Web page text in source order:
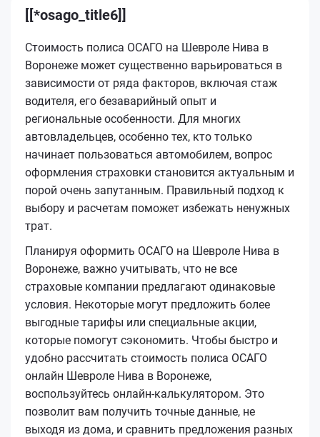
[[*osago_title6]]
Стоимость полиса ОСАГО на Шевроле Нива в
Воронеже может существенно варьироваться в
зависимости от ряда факторов, включая стаж
водителя, его безаварийный опыт и
региональные особенности. Для многих
автовладельцев, особенно тех, кто только
начинает пользоваться автомобилем, вопрос
оформления страховки становится актуальным и
порой очень запутанным. Правильный подход к
выбору и расчетам поможет избежать ненужных
трат.
Планируя оформить ОСАГО на Шевроле Нива в
Воронеже, важно учитывать, что не все
страховые компании предлагают одинаковые
условия. Некоторые могут предложить более
выгодные тарифы или специальные акции,
которые помогут сэкономить. Чтобы быстро и
удобно рассчитать стоимость полиса ОСАГО
онлайн Шевроле Нива в Воронеже,
воспользуйтесь онлайн-калькулятором. Это
позволит вам получить точные данные, не
выходя из дома, и сравнить предложения разных